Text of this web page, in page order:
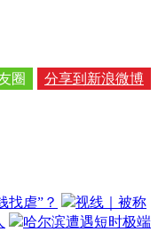
分享到新浪微博
圈
找虐”？
视线｜被称
哈尔滨遭遇短时极端